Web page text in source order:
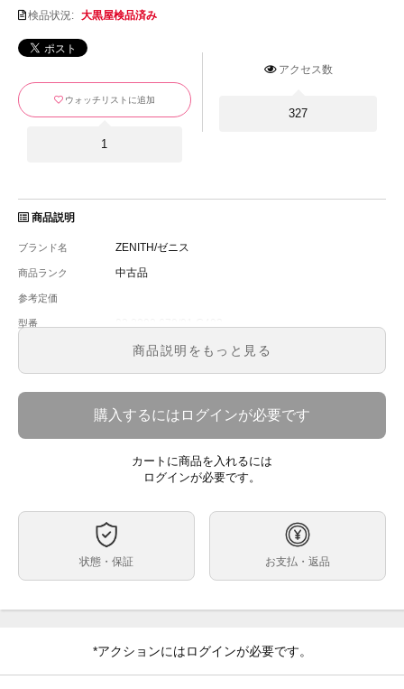
検品状況: 大黒屋検品済み
アクセス数
327
ウォッチリストに追加
1
商品説明
ブランド名 ZENITH/ゼニス
商品ランク 中古品
参考定価
型番
メンズ
文字盤 シルバー文字盤
ムーブメント
39mm
ステンレス
箱・保証書(2018年)・取説・タグ
コメント
※店頭でも販売をしておりますので、売り切れの際はご
ご来店前に在庫の有無のご確認をお勧めします。
直接店頭へお問い合わせください。
商品説明をもっと見る
購入するにはログインが必要です
カートに商品を入れるには
ログインが必要です。
状態・保証 お支払・返品
*アクションにはログインが必要です。